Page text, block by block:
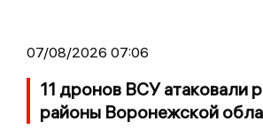
07/08/2026 07:06
11 дронов ВСУ атаковали
районы Воронежской